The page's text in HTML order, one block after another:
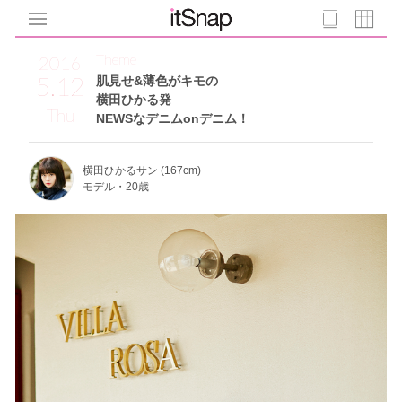
2016
5.12
Thu
肌見せ&薄色がキモの
横田ひかる発
NEWSなデニムonデニム！
Theme
横田ひかるサン (167cm)
モデル・20歳